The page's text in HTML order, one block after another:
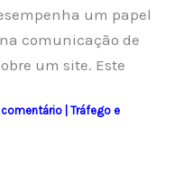
um papel
comunicação de
um site. Este
comentário
Tráfego e